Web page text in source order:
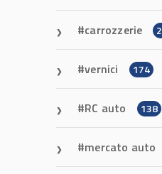
carrozzerie
vernici 174
RC auto 138
mercato auto